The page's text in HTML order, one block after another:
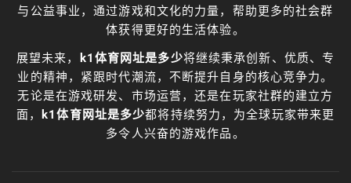
与公益事业，通过游戏和文化的力量，帮助更多的社会群
体获得更好的生活体验。
展望未来，
k1体育网址是多少将继续秉承创新、优质、专
业的精神，紧跟时代潮流，不断提升自身的核心竞争力。
无论是在游戏研发、市场运营，还是在玩家社群的建立方
面，
k1体育网址是多少都将持续努力，为全球玩家带来更
多令人兴奋的游戏作品。